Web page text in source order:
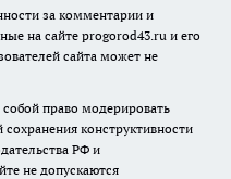
за комментарии и
на сайте progorod43.ru и его
сайта может не
право модерировать
конструктивности
РФ и
не допускаются